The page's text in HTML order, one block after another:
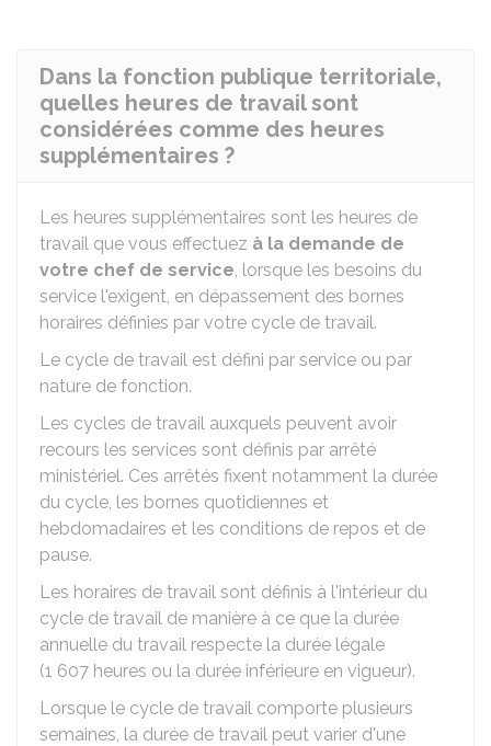
Dans la fonction publique territoriale,
quelles heures de travail sont
considérées comme des heures
supplémentaires ?
Les heures supplémentaires sont les heures de
travail que vous effectuez à la demande de
votre chef de service, lorsque les besoins du
service l'exigent, en dépassement des bornes
horaires définies par votre cycle de travail.
Le cycle de travail est défini par service ou par
nature de fonction.
Les cycles de travail auxquels peuvent avoir
recours les services sont définis par arrêté
ministériel. Ces arrêtés fixent notamment la durée
du cycle, les bornes quotidiennes et
hebdomadaires et les conditions de repos et de
pause.
Les horaires de travail sont définis à l'intérieur du
cycle de travail de manière à ce que la durée
annuelle du travail respecte la durée légale
(1 607 heures ou la durée inférieure en vigueur).
Lorsque le cycle de travail comporte plusieurs
semaines, la durée de travail peut varier d'une